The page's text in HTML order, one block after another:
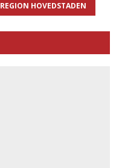
REGION HOVEDSTADEN